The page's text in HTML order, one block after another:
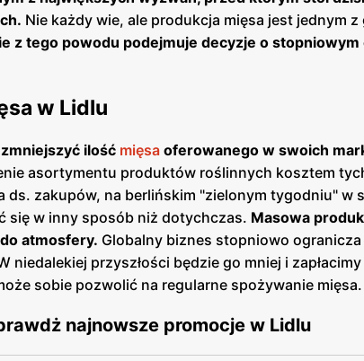
Nie każdy wie, ale produkcja mięsa jest jednym z
z tego powodu podejmuje decyzje o
w Lidlu
ilość mięsa oferowanego w swoich
asortymentu produktów roślinnych kosztem
ds. zakupów, na berlińskim "zielonym tygodniu" w
się w inny sposób niż dotychczas. Masowa
atmosfery. Globalny biznes stopniowo
niedalekiej przyszłości będzie go mniej i
sobie pozwolić na regularne spożywanie mięsa.
najnowsze promocje w Lidlu